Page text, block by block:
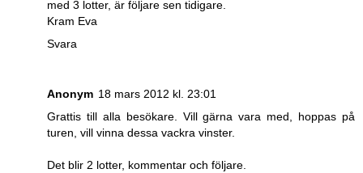
med 3 lotter, är följare sen tidigare.
Kram Eva
Svara
Anonym 18 mars 2012 kl. 23:01
Grattis till alla besökare. Vill gärna vara med, hoppas på
turen, vill vinna dessa vackra vinster.
Det blir 2 lotter, kommentar och följare.